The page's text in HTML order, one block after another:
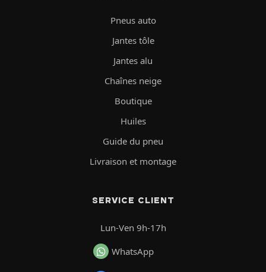
Pneus auto
Jantes tôle
Jantes alu
Chaînes neige
Boutique
Huiles
Guide du pneu
Livraison et montage
SERVICE CLIENT
Lun-Ven 9h-17h
WhatsApp